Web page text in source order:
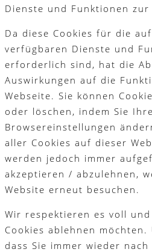
Dienste und Funktionen
Da diese Cookies für die
verfügbaren Dienste und
erforderlich sind, hat die
Auswirkungen auf die
Webseite. Sie können
oder löschen, indem Sie Ihre
Browsereinstellungen
aller Cookies auf dieser
werden jedoch immer
akzeptieren / abzulehnen,
Website erneut besuchen.
Wir respektieren es voll und
Cookies ablehnen möchten.
dass Sie immer wieder